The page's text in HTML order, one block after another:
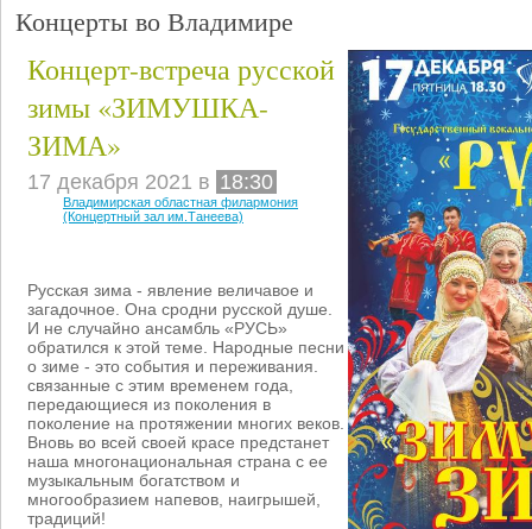
Концерты во Владимире
Концерт-встреча русской
зимы «ЗИМУШКА-
ЗИМА»
17 декабря 2021 в 18:30
Владимирская областная филармония
(Концертный зал им.Танеева)
Русская зима - явление величавое и
загадочное. Она сродни русской душе.
И не случайно ансамбль «РУСЬ»
обратился к этой теме. Народные песни
о зиме - это события и переживания.
связанные с этим временем года,
передающиеся из поколения в
поколение на протяжении многих веков.
Вновь во всей своей красе предстанет
наша многонациональная страна с ее
музыкальным богатством и
многообразием напевов, наигрышей,
традиций!